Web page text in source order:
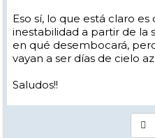
Eso sí, lo que está claro
inestabilidad a partir de la
en qué desembocará,
vayan a ser días de cielo
Saludos!!